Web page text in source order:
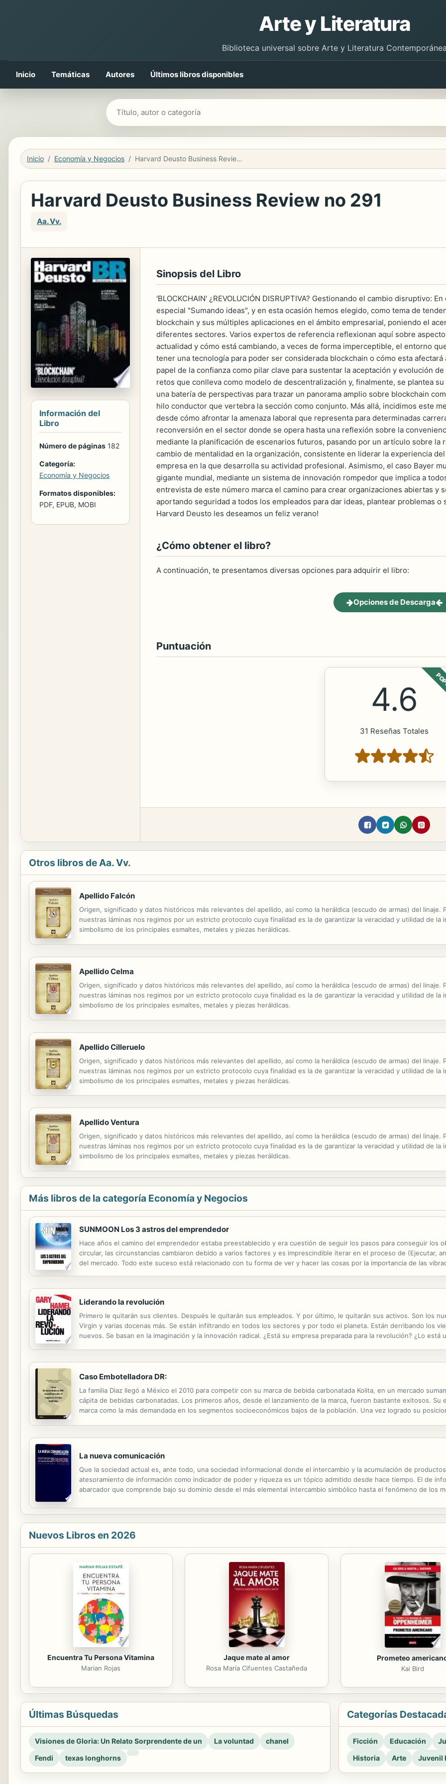
Arte y Literatura
Biblioteca universal sobre Arte y Literatura
Inicio Temáticas Autores Últimos libros disponibles
Buscar libros
Inicio Economía y Negocios Harvard Deusto Business Review no 291
Harvard Deusto Business Review no 291
Aa. Vv.
Información del
Libro
Número de páginas 182
Categoría:
Economía y Negocios
Formatos disponibles:
PDF, EPUB, MOBI
Sinopsis del Libro
'BLOCKCHAIN' ¿REVOLUCIÓN DISRUPTIVA? Gestionando el cambio disruptivo:
especial "Sumando ideas", y en esta ocasión hemos elegido, como tema de
blockchain y sus múltiples aplicaciones en el ámbito empresarial, poniendo el
diferentes sectores. Varios expertos de referencia reflexionan aquí sobre
actualidad y cómo está cambiando, a veces de forma imperceptible, el entorno
tener una tecnología para poder ser considerada blockchain o cómo esta
papel de la confianza como pilar clave para sustentar la aceptación y evolución
retos que conlleva como modelo de descentralización y, finalmente, se plantea
una batería de perspectivas para trazar un panorama amplio sobre blockchain
hilo conductor que vertebra la sección como conjunto. Más allá, incidimos este
desde cómo afrontar la amenaza laboral que representa para determinadas
reconversión en el sector donde se opera hasta una reflexión sobre la
mediante la planificación de escenarios futuros, pasando por un artículo sobre la
cambio de mentalidad en la organización, consistente en liderar la experiencia
empresa en la que desarrolla su actividad profesional. Asimismo, el caso Bayer
gigante mundial, mediante un sistema de innovación rompedor que implica a
entrevista de este número marca el camino para crear organizaciones abiertas y
aportando seguridad a todos los empleados para dar ideas, plantear problemas o
Harvard Deusto les deseamos un feliz verano!
¿Cómo obtener el libro?
A continuación, te presentamos diversas opciones para adquirir el libro:
Opciones de Descarga
Puntuación
4.6
31 Reseñas Totales
Otros libros de Aa. Vv.
Apellido Falcón
Origen, significado y datos históricos más relevantes del apellido, así como la heráldica (escudo de armas) del linaje.
nuestras láminas nos regimos por un estricto protocolo cuya finalidad es la de garantizar la veracidad y utilidad de la
simbolismo de los principales esmaltes, metales y piezas heráldicas.
Apellido Celma
Origen, significado y datos históricos más relevantes del apellido, así como la heráldica (escudo de armas) del linaje.
nuestras láminas nos regimos por un estricto protocolo cuya finalidad es la de garantizar la veracidad y utilidad de la
simbolismo de los principales esmaltes, metales y piezas heráldicas.
Apellido Cilleruelo
Origen, significado y datos históricos más relevantes del apellido, así como la heráldica (escudo de armas) del linaje.
nuestras láminas nos regimos por un estricto protocolo cuya finalidad es la de garantizar la veracidad y utilidad de la
simbolismo de los principales esmaltes, metales y piezas heráldicas.
Apellido Ventura
Origen, significado y datos históricos más relevantes del apellido, así como la heráldica (escudo de armas) del linaje.
nuestras láminas nos regimos por un estricto protocolo cuya finalidad es la de garantizar la veracidad y utilidad de la
simbolismo de los principales esmaltes, metales y piezas heráldicas.
Más libros de la categoría Economía y Negocios
SUNMOON Los 3 astros del emprendedor
Hace años el camino del emprendedor estaba preestablecido y era cuestión de seguir los pasos para conseguir los
circular, las circunstancias cambiaron debido a varios factores y es imprescindible iterar en el proceso de (Ejecutar,
del mercado. Todo este suceso está relacionado con tu forma de ver y hacer las cosas por la importancia de las
Liderando la revolución
Primero le quitarán sus clientes. Después le quitarán sus empleados. Y por último, le quitarán sus activos. Son los
Virgin y varias docenas más. Se están infiltrando en todos los sectores y por todo el planeta. Están derribando los
nuevos. Se basan en la imaginación y la innovación radical. ¿Está su empresa preparada para la revolución? ¿Lo está
Caso Embotelladora DR:
La familia Diaz llegó a México el 2010 para competir con su marca de bebida carbonatada Kolita, en un mercado
cápita de bebidas carbonatadas. Los primeros años, desde el lanzamiento de la marca, fueron bastante exitosos. Su
marca como la más demandada en los segmentos socioeconómicos bajos de la población. Una vez logrado su
La nueva comunicación
Que la sociedad actual es, ante todo, una sociedad informacional donde el intercambio y la acumulación de
atesoramiento de información como indicador de poder y riqueza es un tópico admitido desde hace tiempo. El de
abarcador que comprende bajo su dominio desde el más elemental intercambio simbólico hasta el fenómeno de los
Nuevos Libros en 2026
Encuentra Tu Persona Vitamina
Marian Rojas
Jaque mate al amor
Rosa María Cifuentes Castañeda
Prometeo
Kai Bird
Últimas Búsquedas
Visiones de Gloria: Un Relato Sorprendente de un La voluntad
chanel
Fendi
texas longhorns
Categorías
Ficción Educación
Historia
Arte Juvenil